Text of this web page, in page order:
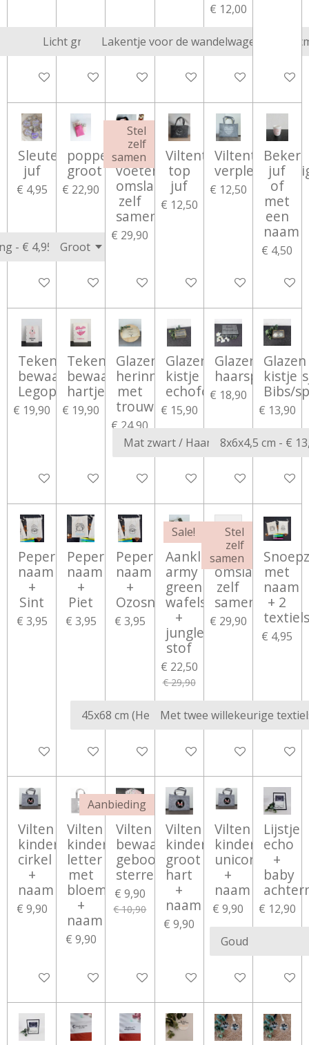
Bekijk detailsBekijk detailsBekijk detailsBekijk details
€ 12,00
Bekijk detailsBekijk
Sleutelhanger
juf
€ 4,95
Bekijk details
poppenbedje
groot
€ 22,90
Bekijk details
Stel
zelf
samen
Zomer:
voetenzak
omslagdoek
zelf
samenstellen
€ 29,90
Bekijk details
Viltentas
top
juf
€ 12,50
Bekijk details
Viltentas
€ 12,50
Bekijk details
Beker
juf
of
met
een
naam
€ 4,50
Bekijk
Tekening
bewaarmap
Legopoppetje
€ 19,90
Bekijk details
Tekening
bewaarmap
hartjes
€ 19,90
Bekijk details
Glazen
herinneringskistje
met
trouwdatum
€ 24,90
Bekijk details
Glazen
kistje
echofoto's
€ 15,90
Bekijk details
Glazen
€ 18,90
Bekijk details
Glazen
kistje
Bibs/
€ 13,90
Bekijk
Pepernootzakje
naam
+
Sint
€ 3,95
Bekijk details
Pepernootzakje
naam
+
Piet
€ 3,95
Bekijk details
Pepernootzakje
naam
+
Ozosnel
€ 3,95
Bekijk details
Sale!
Aankleedkussenhoes
army
green
wafelstof
+
jungle
stof
€ 22,50
€ 29,90
In winkelwagen
Stel
zelf
samen
Voetenzak
omslagdoek
zelf
samenstellen
€ 29,90
Bekijk details
met
naam
+ 2
€ 4,95
Bekijk
Vilten
kindertas
cirkel
+
naam
€ 9,90
Bekijk details
Vilten
kindertas
letter
met
bloem
+
naam
€ 9,90
Bekijk details
Aanbieding
Vilten
bewaarmap
geboortekaartjes
sterren
€ 9,90
€ 10,90
Bekijk details
Vilten
kindertas
groot
hart
+
naam
€ 9,90
Bekijk details
Vilten
kindertas
unicorn
+
naam
€ 9,90
Bekijk details
Lijstje
echo
+
baby
€ 12,90
Bekijk